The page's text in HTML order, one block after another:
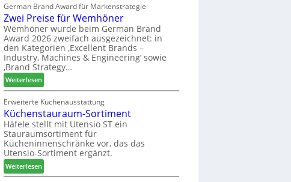
r
t
Z
u
k
u
n
f
t
s
t
F
ü
h
r
u
n
a
n
v
e
d
i
u
n
d
H
u
t
e
x
s
t
e
German Brand Award für Markenstrategie
Zwei Preise für Wemhöner
Wemhöner wurde beim German Brand
Award 2026 zweifach ausgezeichnet: in
den Kategorien ‚Excellent Brands –
Industry, Machines & Engineering‘ sowie
‚Brand Strategy…
Weiterlesen:
Z
w
e
i
P
r
e
i
s
Erweiterte Küchenausstattung
Küchenstauraum-Sortiment
Häfele stellt mit Utensio ST ein
Stauraumsortiment für
Kücheninnenschränke vor, das das
Utensio-Sortiment ergänzt.
Weiterlesen:
K